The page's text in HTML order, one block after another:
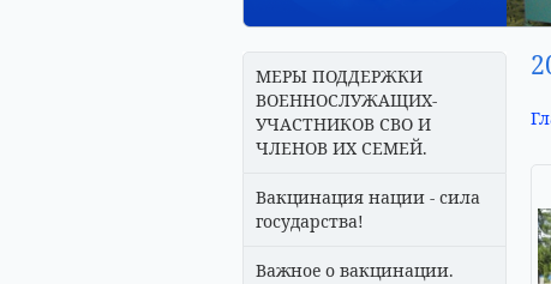
МЕРЫ ПОДДЕРЖКИ
ВОЕННОСЛУЖАЩИХ-
УЧАСТНИКОВ СВО И
ЧЛЕНОВ ИХ СЕМЕЙ.
Вакцинация нации - сила
государства!
Важное о вакцинации.